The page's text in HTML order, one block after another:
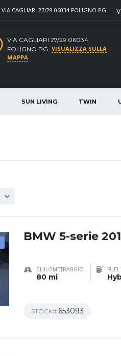
VIA CAGLIARI 27/29 06034 FOLIGNO PG
VIA CAGLIARI 27/29 06034
FOLIGNO PG VISUALIZZA SULLA
MAPPA
SUN LIVING TWIN
BMW 5-serie
CHILOMETRAGGIO
80 mi
FUEL
STOCK# 653093